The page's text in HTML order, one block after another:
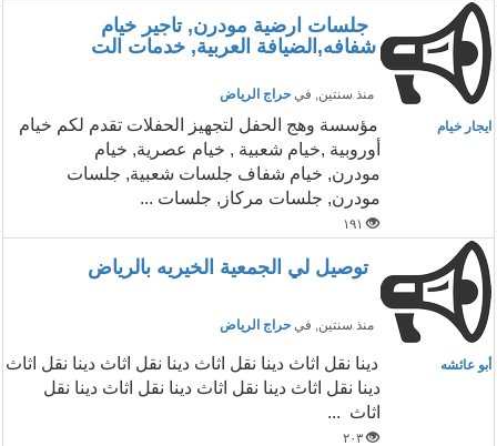
جلسات ارضية مودرن, تاجير خيام
شفافه,الضيافة العربية, خدمات الت
منذ سنتين, في حراج الرياض
ايجار خيام
مؤسسة وهج الحفل لتجهيز الحفلات تقدم لكم خيام
أوروبية ,خيام شعبية , خيام عصرية, خيام
مودرن, خيام شفاف جلسات شعبية, جلسات
مودرن, جلسات مركاز, جلسات ...
١٩١
توصيل لي الجمعية الخيريه بالرياض
منذ سنتين, في حراج الرياض
أبو عائشه
دينا نقل اثاث دينا نقل اثاث دينا نقل اثاث دينا نقل اثاث
دينا نقل اثاث دينا نقل اثاث دينا نقل اثاث دينا نقل
اثاث ...
٢٠٣